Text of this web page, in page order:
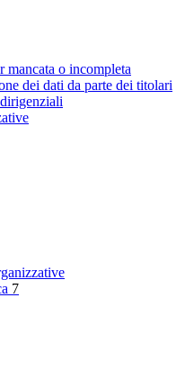
mancata o incompleta
dei dati da parte dei titolari
7